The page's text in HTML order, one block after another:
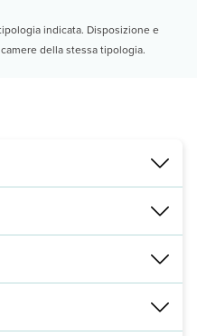
indicata. Disposizione e
della stessa tipologia.
spiaggia di Piperaki, 400
non attrezzata (teli mare non
3 piani (20 m ), con servizi